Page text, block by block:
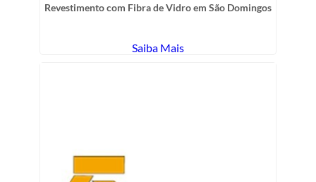
Revestimento com Fibra de Vidro em São Domingos
Saiba Mais